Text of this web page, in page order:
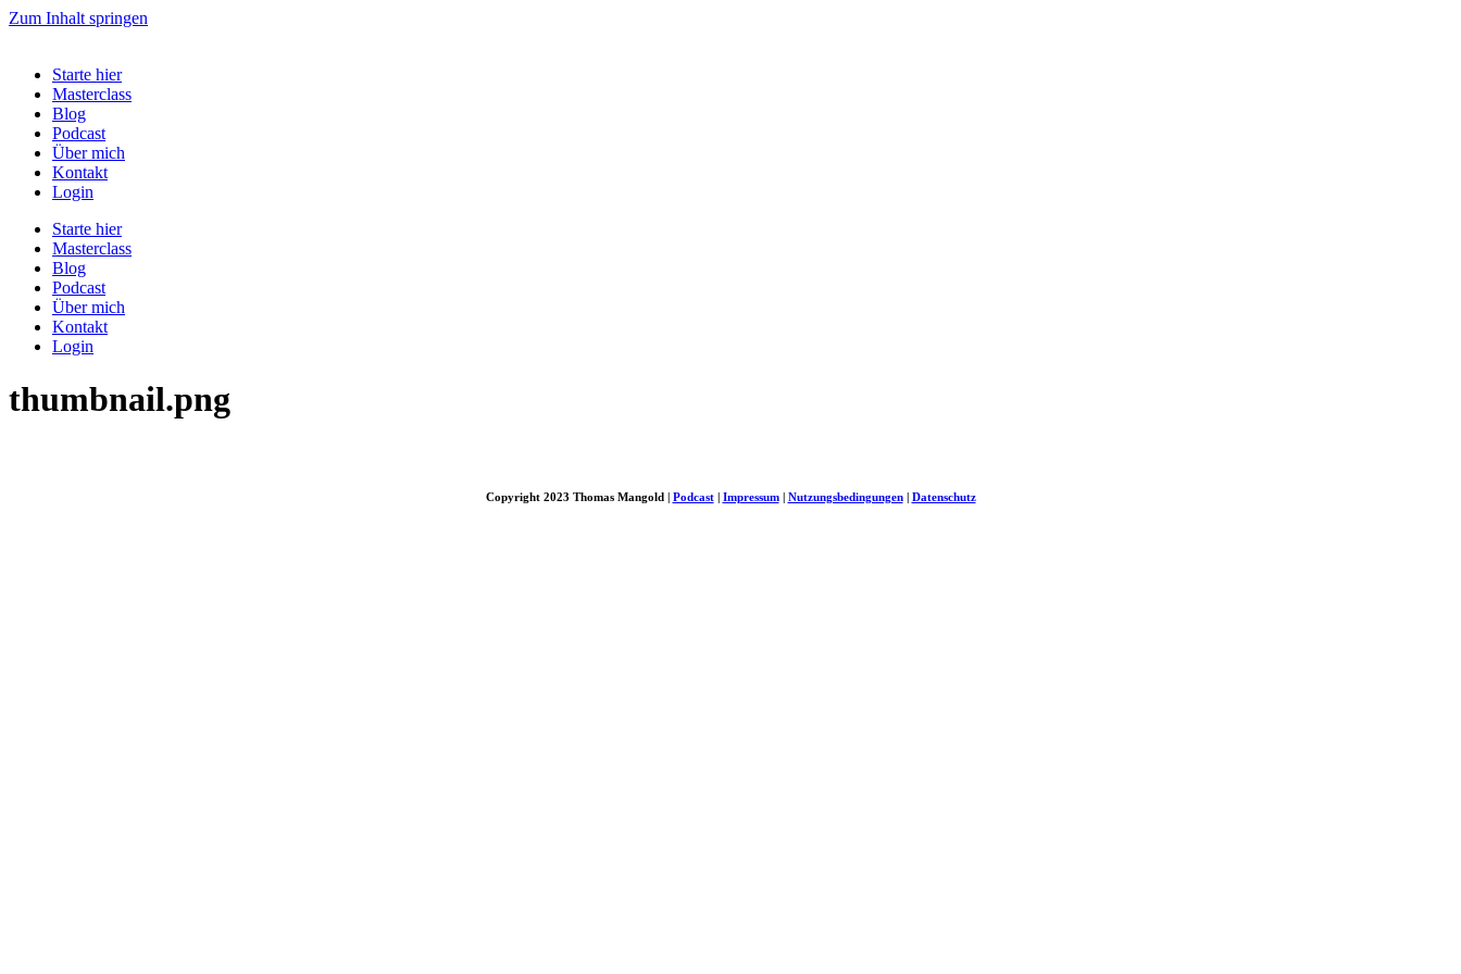
Zum Inhalt springen
Starte hier
Masterclass
Blog
Podcast
Über mich
Kontakt
Login
Starte hier
Masterclass
Blog
Podcast
Über mich
Kontakt
Login
thumbnail.png
Copyright 2023 Thomas Mangold | Podcast| Impressum| Nutzungsbedingungen| Datenschutz